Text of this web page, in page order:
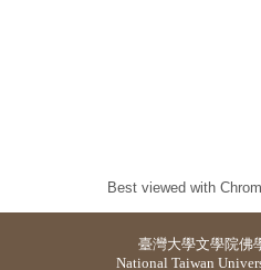
Best viewed with
臺灣大學文學院佛
National Taiwan